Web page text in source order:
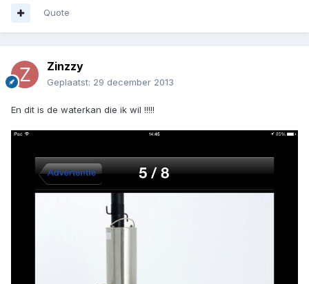
Quote
Zinzzy
Geplaatst: 29 december 2013
En dit is de waterkan die ik wil !!!!!